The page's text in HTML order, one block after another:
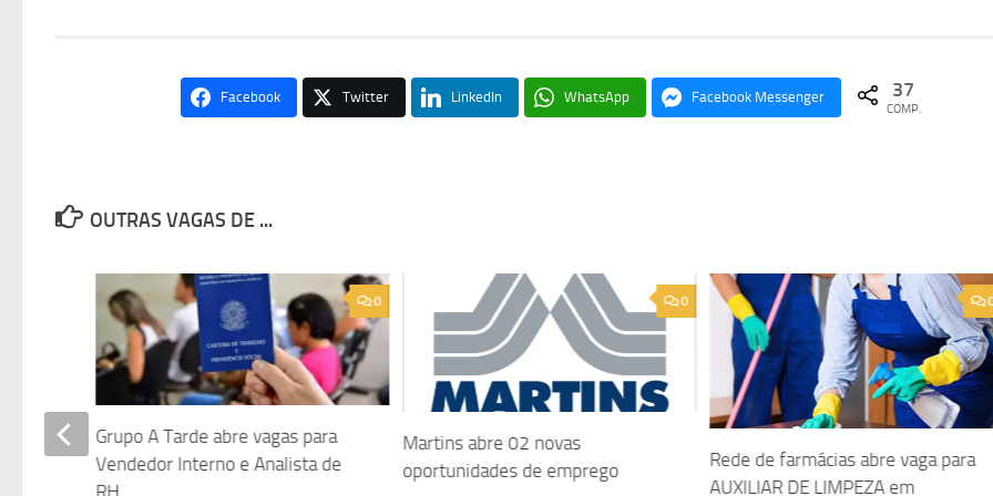
Facebook Twitter LinkedIn WhatsApp Facebook Messenger 37
COMP.
OUTRAS VAGAS DE ...
0
Martins abre 02 novas
oportunidades de emprego
Rede de farmácias abre vaga para
AUXILIAR DE LIMPEZA em
0
Grupo A Tarde abre vagas para
Vendedor Interno e Analista de